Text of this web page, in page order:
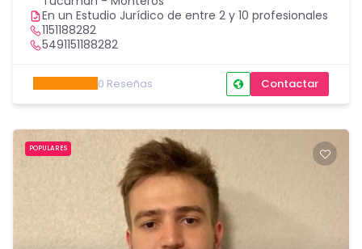
En un Estudio Jurídico de entre 2 y 10 profesionales
1151188282
5491151188282
0 Reseñas Contactar
POPULARES